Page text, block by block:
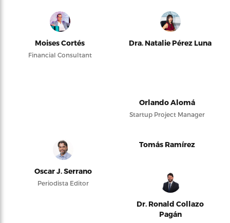
Moises Cortés
Financial Consultant
Dra. Natalie Pérez Luna
Orlando Alomá
Startup Project Manager
Oscar J. Serrano
Periodista Editor
Tomás Ramírez
Dr. Ronald Collazo
Pagán